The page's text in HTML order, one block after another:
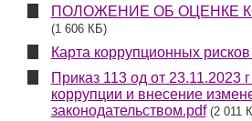
ПОЛОЖЕНИЕ ОБ ОЦЕНКЕ
(1 606 КБ)
Карта коррупционных
Приказ 113 од от 23.11.2023
коррупции и внесение
законодательством.pdf (2 011